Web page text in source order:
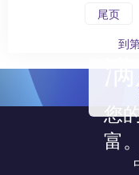
尾页
到
您
富。